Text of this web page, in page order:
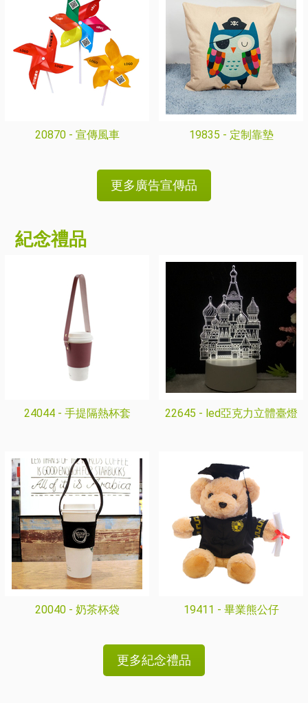
20870 - 宣傳風車 19835 - 定制靠墊
更多廣告宣傳品
紀念禮品
24044 - 手提隔熱杯套 22645 - led亞克力立體臺燈
20040 - 奶茶杯袋 19411 - 畢業熊公仔
更多紀念禮品